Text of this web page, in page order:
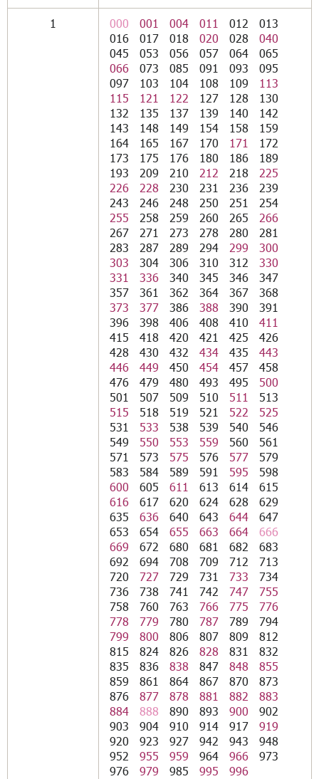
1 000 001 004 011 012
013
016
017 018 020 028
040
045
053 056 057 064
065
066
073 085 091 093
095
097
103 104 108 109
113
115
121 122 127 128
130
132
135 137 139 140
142
143
148 149 154 158
159
164
165 167 170 171
172
173
175 176 180 186
189
193
209 210 212 218
225
226
228 230 231 236
239
243
246 248 250 251
254
255
258 259 260 265
266
267
271 273 278 280
281
283
287 289 294 299
300
303
304 306 310 312
330
331
336 340 345 346
347
357
361 362 364 367
368
373
377 386 388 390
391
396
398 406 408 410
411
415
418 420 421 425
426
428
430 432 434 435
443
446
449 450 454 457
458
476
479 480 493 495
500
501
507 509 510 511
513
515
518 519 521 522
525
531
533 538 539 540
546
549
550 553 559 560
561
571
573 575 576 577
579
583
584 589 591 595
598
600
605 611 613 614
615
616
617 620 624 628
629
635
636 640 643 644
647
653
654 655 663 664
666
669
672 680 681 682
683
692
694 708 709 712
713
720
727 729 731 733
734
736
738 741 742 747
755
758
760 763 766 775
776
778
779 780 787 789
794
799
800 806 807 809
812
815
824 826 828 831
832
835
836 838 847 848
855
859
861 864 867 870
873
876
877 878 881 882
883
884
888 890 893 900
902
903
904 910 914 917
919
920
923 927 942 943
948
952
955 959 964 966
973
976
979 985 995 996